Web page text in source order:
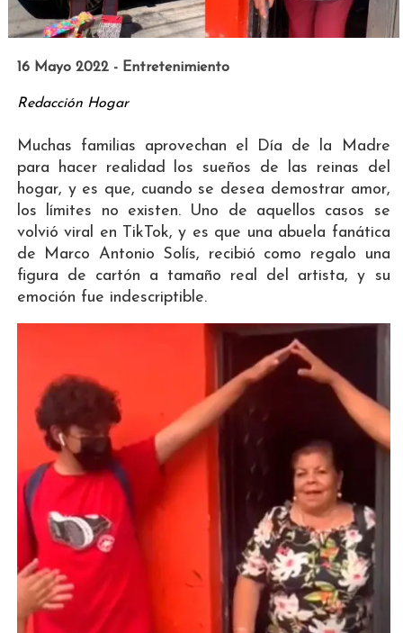
16 Mayo 2022 - Entretenimiento
Redacción Hogar
Muchas familias aprovechan el Día de la Madre
para hacer realidad los sueños de las reinas del
hogar, y es que, cuando se desea demostrar amor,
los límites no existen. Uno de aquellos casos se
volvió viral en TikTok, y es que una abuela fanática
de Marco Antonio Solís, recibió como regalo una
figura de cartón a tamaño real del artista, y su
emoción fue indescriptible.